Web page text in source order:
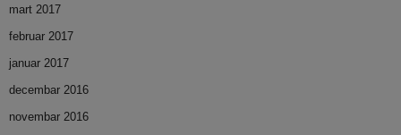
mart 2017
februar 2017
januar 2017
decembar 2016
novembar 2016